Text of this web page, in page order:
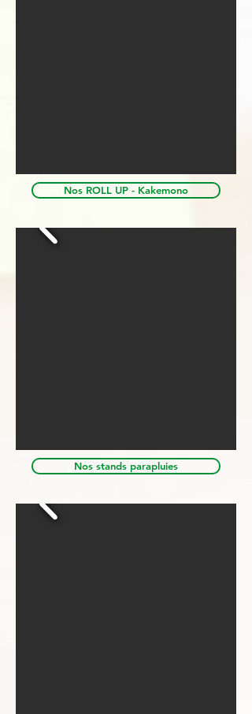
Nos ROLL UP - Kakemono
Nos stands parapluies